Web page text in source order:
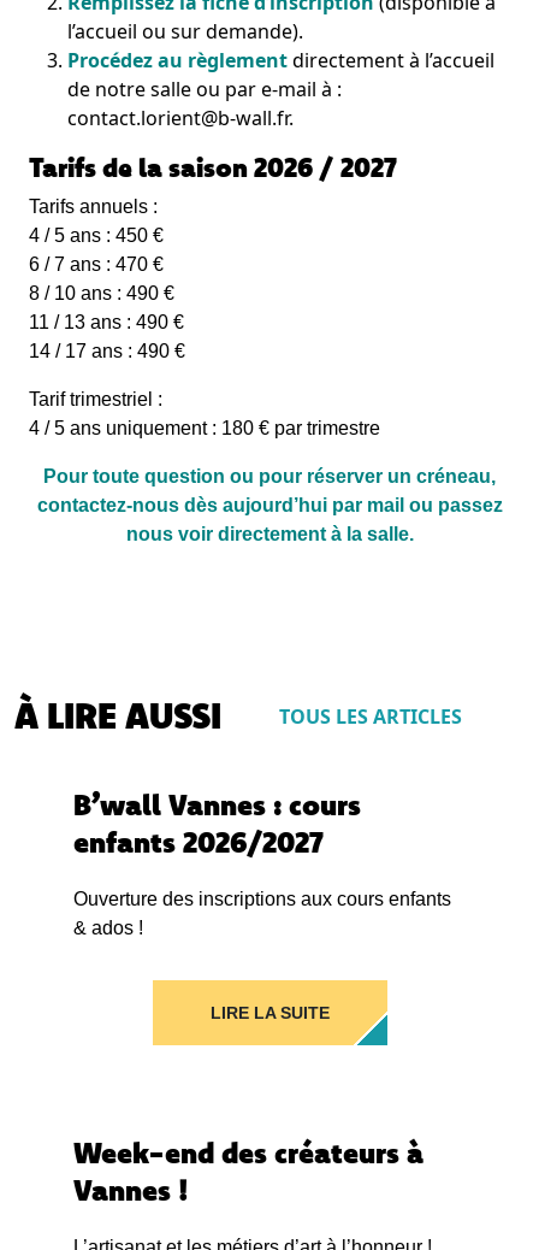
l’accueil ou sur demande).
Procédez au règlementdirectement à l’accueil
de notre salle ou par e-mail à :
contact.lorient@b-wall.fr.
Tarifs de la saison 2026 / 2027
Tarifs annuels :
4 / 5 ans : 450 €
6 / 7 ans : 470 €
8 / 10 ans : 490 €
11 / 13 ans : 490 €
14 / 17 ans : 490 €
Tarif trimestriel :
4 / 5 ans uniquement : 180 € par trimestre
Pour toute question ou pour réserver un créneau,
contactez-nous dès aujourd’hui par mail ou passez
nous voir directement à la salle.
À LIRE AUSSI TOUS LES ARTICLES
B’wall Vannes : cours
enfants 2026/2027
Ouverture des inscriptions aux cours enfants
& ados !
LIRE LA SUITE
Week-end des créateurs à
Vannes !